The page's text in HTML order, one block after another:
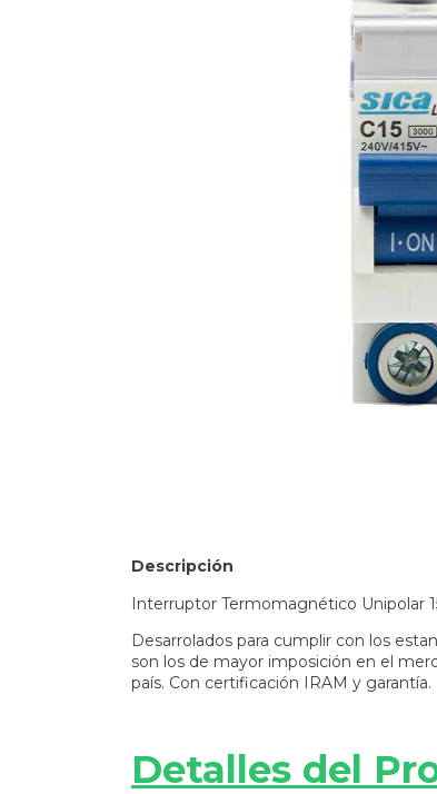
Descripción
Interruptor Termomagnético Unipolar
Desarrolados para cumplir con los
son los de mayor imposición en el
país. Con certificación IRAM y garantía.
Detalles del